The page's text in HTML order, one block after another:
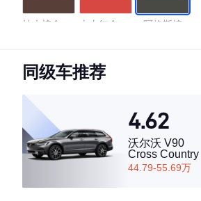
柚木棕金属
火山红金属
阿格斯棕
探戈红 季风灰
4.41
·外观表现一般，低于57%同级车
同级车推荐
4.62
沃尔沃 V90
Cross Country
44.79-55.69万